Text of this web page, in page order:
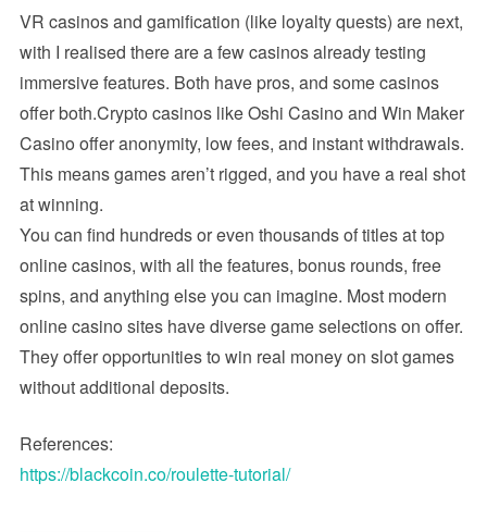
VR casinos and gamification (like loyalty quests) are next,
with I realised there are a few casinos already testing
immersive features. Both have pros, and some casinos
offer both.Crypto casinos like Oshi Casino and Win Maker
Casino offer anonymity, low fees, and instant withdrawals.
This means games aren’t rigged, and you have a real shot
at winning.
You can find hundreds or even thousands of titles at top
online casinos, with all the features, bonus rounds, free
spins, and anything else you can imagine. Most modern
online casino sites have diverse game selections on offer.
They offer opportunities to win real money on slot games
without additional deposits.
References:
https://blackcoin.co/roulette-tutorial/